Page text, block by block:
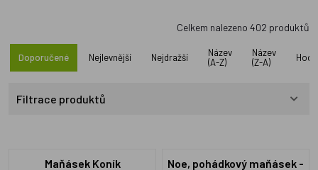
- prostě neobvyklé zboží. Velice oblíbené
jsou jejichdekorační , jako takové.
Celkem nalezeno 402 produktů
Doporučené Nejlevnější Nejdražší
Název
(A-Z)
Název
(Z-A)
Filtrace produktů
Maňásek Koník
Noe, pohádkový maňásek -